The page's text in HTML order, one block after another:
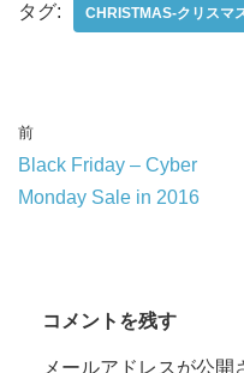
タグ: CHRISTMAS-クリスマ
前
Black Friday – Cyber
Monday Sale in 2016
コメントを残す
メールアドレスが公開